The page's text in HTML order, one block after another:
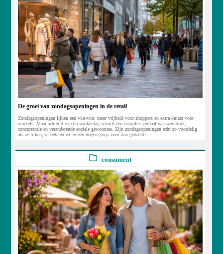
De groei van zondagsopeningen in de retail
Zondagsopeningen lijken een win-win: meer vrijheid voor shoppers en extra omzet voor
winkels. Maar achter die extra winkeldag schuilt een complex verhaal van werkdruk,
concurrentie en veranderende sociale gewoontes. Zijn zondagsopeningen echt zo voordelig
als ze lijken, of betalen we er een hogere prijs voor dan gedacht?
consument